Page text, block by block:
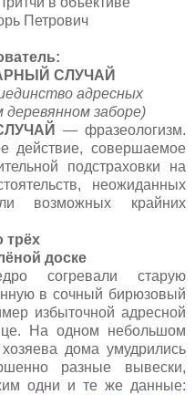
Петрович
СЛУЧАЙ
адресных
заборе)
— фразеологизм.
действие, совершаемое
подстраховки на
неожиданных
возможных крайних
трёх
доске
согревали старую
в сочный бирюзовый
избыточной адресной
На одном небольшом
дома умудрились
разные вывески,
одни и те же данные: